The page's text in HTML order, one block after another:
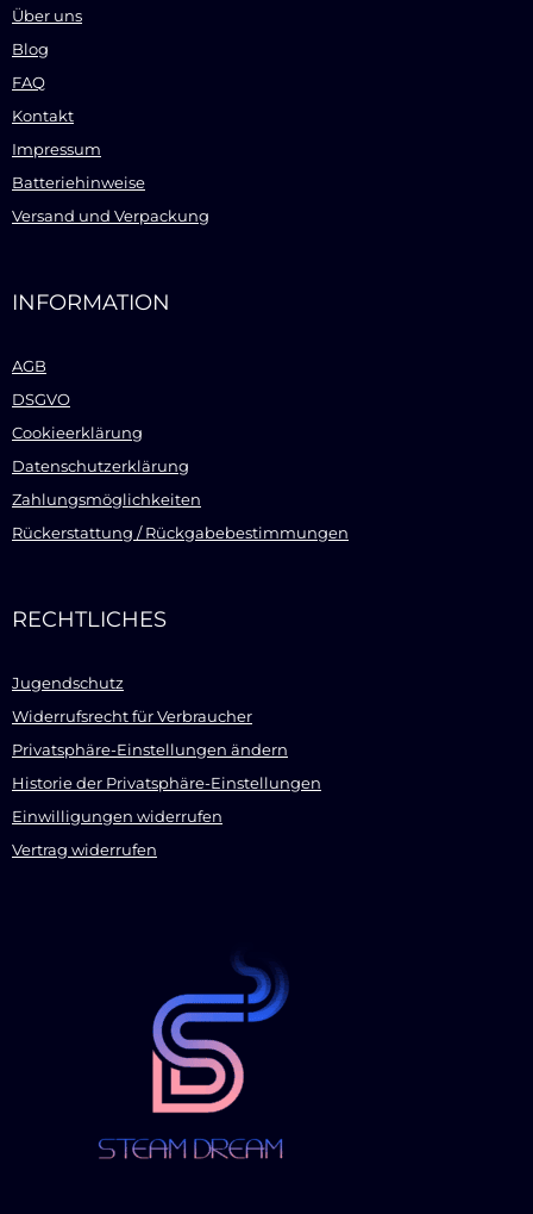
Über uns
Blog
FAQ
Kontakt
Impressum
Batteriehinweise
Versand und Verpackung
INFORMATION
AGB
DSGVO
Cookieerklärung
Datenschutzerklärung
Zahlungsmöglichkeiten
Rückerstattung / Rückgabebestimmungen
RECHTLICHES
Jugendschutz
Widerrufsrecht für Verbraucher
Privatsphäre-Einstellungen ändern
Historie der Privatsphäre-Einstellungen
Einwilligungen widerrufen
Vertrag widerrufen